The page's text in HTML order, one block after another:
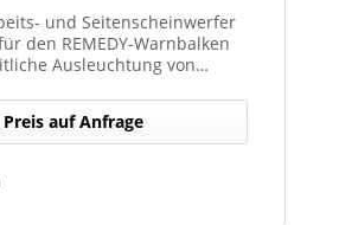
und Seitenscheinwerfer
den REMEDY-Warnbalken
Ausleuchtung von
oder schlechten
Preis auf Anfrage